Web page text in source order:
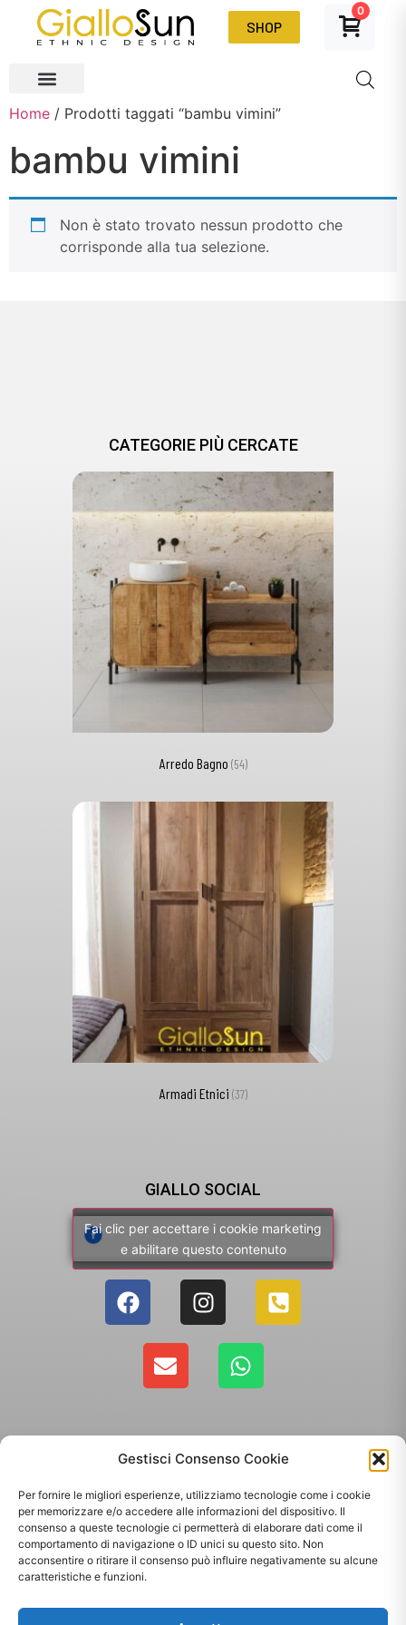
Gestisci Consenso Cookie
Per fornire le migliori esperienze, utilizziamo tecnologie come i cookie
per memorizzare e/o accedere alle informazioni del dispositivo. Il
consenso a queste tecnologie ci permetterà di elaborare dati come il
comportamento di navigazione o ID unici su questo sito. Non
acconsentire o ritirare il consenso può influire negativamente su alcune
caratteristiche e funzioni.
SHOP
0
Home / Prodotti taggati “bambu vimini”
bambu vimini
Non è stato trovato nessun prodotto che
corrisponde alla tua selezione.
CATEGORIE PIÙ CERCATE
Arredo Bagno (54)
Armadi Etnici (37)
GIALLO SOCIAL
Fai clic per accettare i cookie marketing
e abilitare questo contenuto
Copyright 2025 - Giallo Sun sas di Sandonà Alessandro & C. | Via Roma 106,
35010 Massanzago PD | P.Iva: 03885160287